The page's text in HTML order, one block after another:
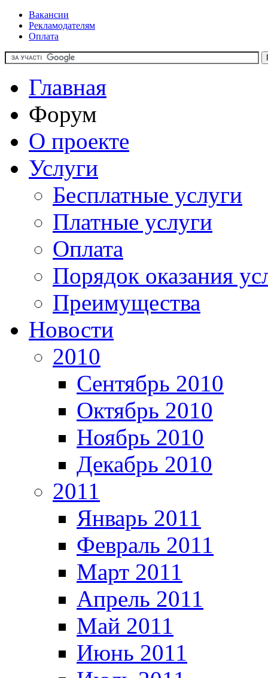
Вакансии
Рекламодателям
Оплата
Главная
Форум
О проекте
Услуги
Бесплатные услуги
Платные услуги
Оплата
Порядок оказания
Преимущества
Новости
2010
Сентябрь 2010
Октябрь 2010
Ноябрь 2010
Декабрь 2010
2011
Январь 2011
Февраль 2011
Март 2011
Апрель 2011
Май 2011
Июнь 2011